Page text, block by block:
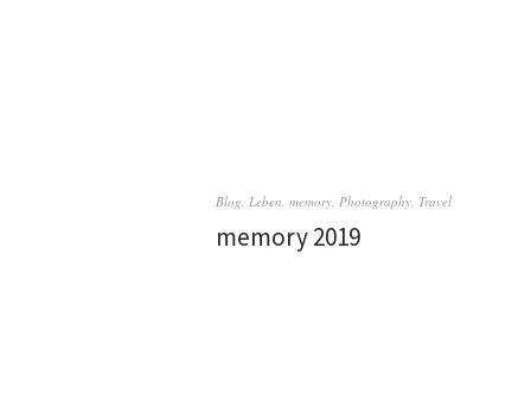
Blog,Leben,memory,Photography, Travel
memory 2019